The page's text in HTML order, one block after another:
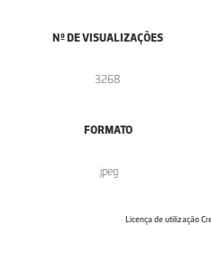
Nº DE VISUALIZAÇÕES
3268
FORMATO
.jpeg
Licença de utilização